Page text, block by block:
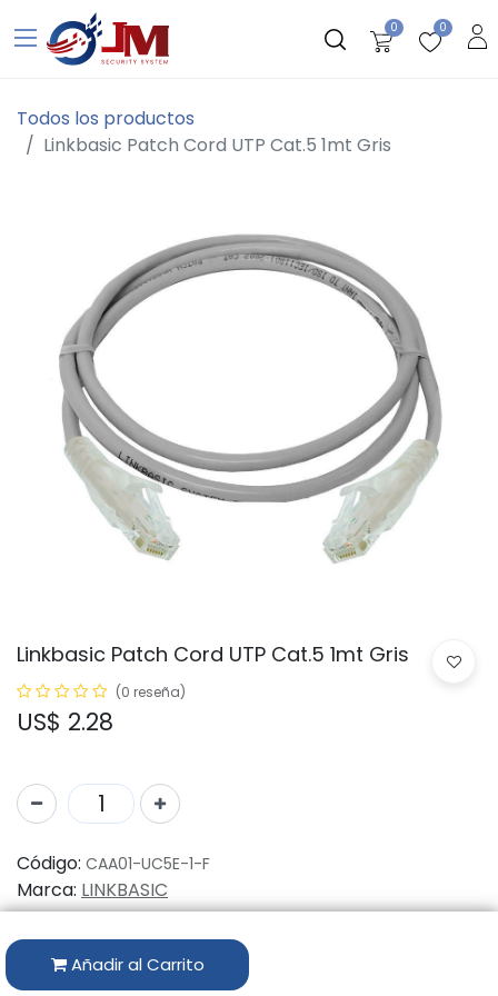
0 0
Todos los productos
Linkbasic Patch Cord UTP Cat.5 1mt Gris
Linkbasic Patch Cord UTP Cat.5 1mt Gris
(0 reseña)
US$ 2.28
Añadir al Carrito
Código: CAA01-UC5E-1-F
Marca: LINKBASIC
Disponibilidad por Almacén